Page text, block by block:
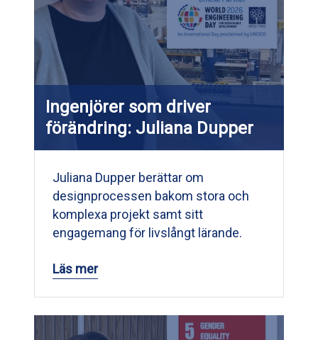
Ingenjörer som driver
förändring: Juliana Dupper
Juliana Dupper berättar om
designprocessen bakom stora och
komplexa projekt samt sitt
engagemang för livslångt lärande.
Läs mer